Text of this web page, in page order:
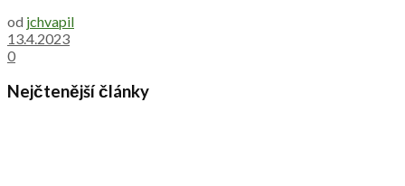
od jchvapil
13.4.2023
0
Nejčtenější články